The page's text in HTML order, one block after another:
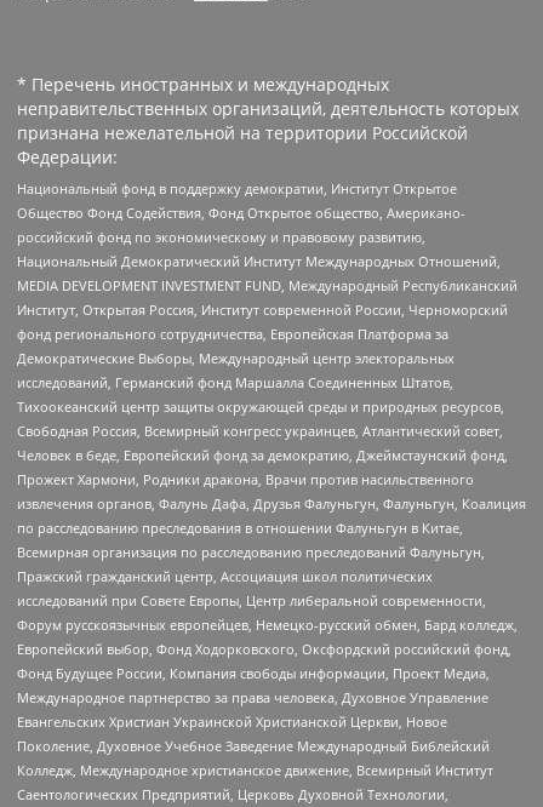
* Перечень иностранных и международных
неправительственных организаций, деятельность которых
признана нежелательной на территории Российской
Федерации:
Национальный фонд в поддержку демократии, Институт Открытое
Общество Фонд Содействия, Фонд Открытое общество, Американо-
российский фонд по экономическому и правовому развитию,
Национальный Демократический Институт Международных Отношений,
MEDIA DEVELOPMENT INVESTMENT FUND, Международный Республиканский
Институт, Открытая Россия, Институт современной России, Черноморский
фонд регионального сотрудничества, Европейская Платформа за
Демократические Выборы, Международный центр электоральных
исследований, Германский фонд Маршалла Соединенных Штатов,
Тихоокеанский центр защиты окружающей среды и природных ресурсов,
Свободная Россия, Всемирный конгресс украинцев, Атлантический совет,
Человек в беде, Европейский фонд за демократию, Джеймстаунский фонд,
Прожект Хармони, Родники дракона, Врачи против насильственного
извлечения органов, Фалунь Дафа, Друзья Фалуньгун, Фалуньгун, Коалиция
по расследованию преследования в отношении Фалуньгун в Китае,
Всемирная организация по расследованию преследований Фалуньгун,
Пражский гражданский центр, Ассоциация школ политических
исследований при Совете Европы, Центр либеральной современности,
Форум русскоязычных европейцев, Немецко-русский обмен, Бард колледж,
Европейский выбор, Фонд Ходорковского, Оксфордский российский фонд,
Фонд Будущее России, Компания свободы информации, Проект Медиа,
Международное партнерство за права человека, Духовное Управление
Евангельских Христиан Украинской Христианской Церкви, Новое
Поколение, Духовное Учебное Заведение Международный Библейский
Колледж, Международное христианское движение, Всемирный Институт
Саентологических Предприятий, Церковь Духовной Технологии,